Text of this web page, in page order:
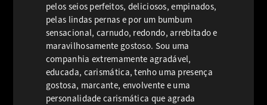
pelos seios perfeitos, deliciosos, empinados,
pelas lindas pernas e por um bumbum
sensacional, carnudo, redondo, arrebitado e
maravilhosamente gostoso. Sou uma
companhia extremamente agradável,
educada, carismática, tenho uma presença
gostosa, marcante, envolvente e uma
personalidade carismática que agrada